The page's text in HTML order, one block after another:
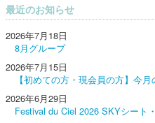
最近のお知らせ
2026年7月18日
8月グループ
2026年7月15日
【初めての方・現会員の方】今
2026年6月29日
Festival du Ciel 2026 SKYシート